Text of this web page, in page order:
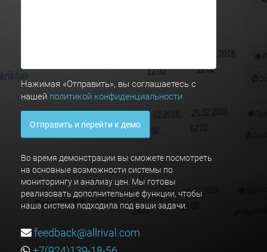
Нажимая «Отправить», вы соглашаетесь с
нашей политикой конфиденциальности
Отправить и перейти к демо
Во время демонстрации вы сможете посмотреть
на основные возможности системы по
мониторингу и анализу цен. Мы готовы
реализовать дополнительные функции, чтобы
наша система подходила под ваши задачи.
feedback@allrival.com